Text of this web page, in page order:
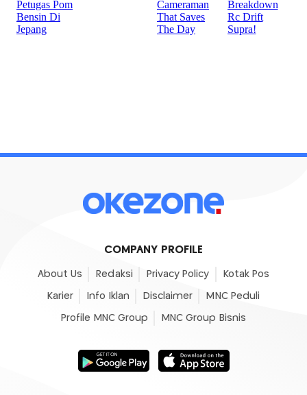
COMPANY PROFILE
About Us Redaksi Privacy Policy Kotak Pos
Karier Info Iklan Disclaimer MNC Peduli
Profile MNC Group MNC Group Bisnis